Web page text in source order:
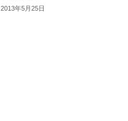
2013年5月25日